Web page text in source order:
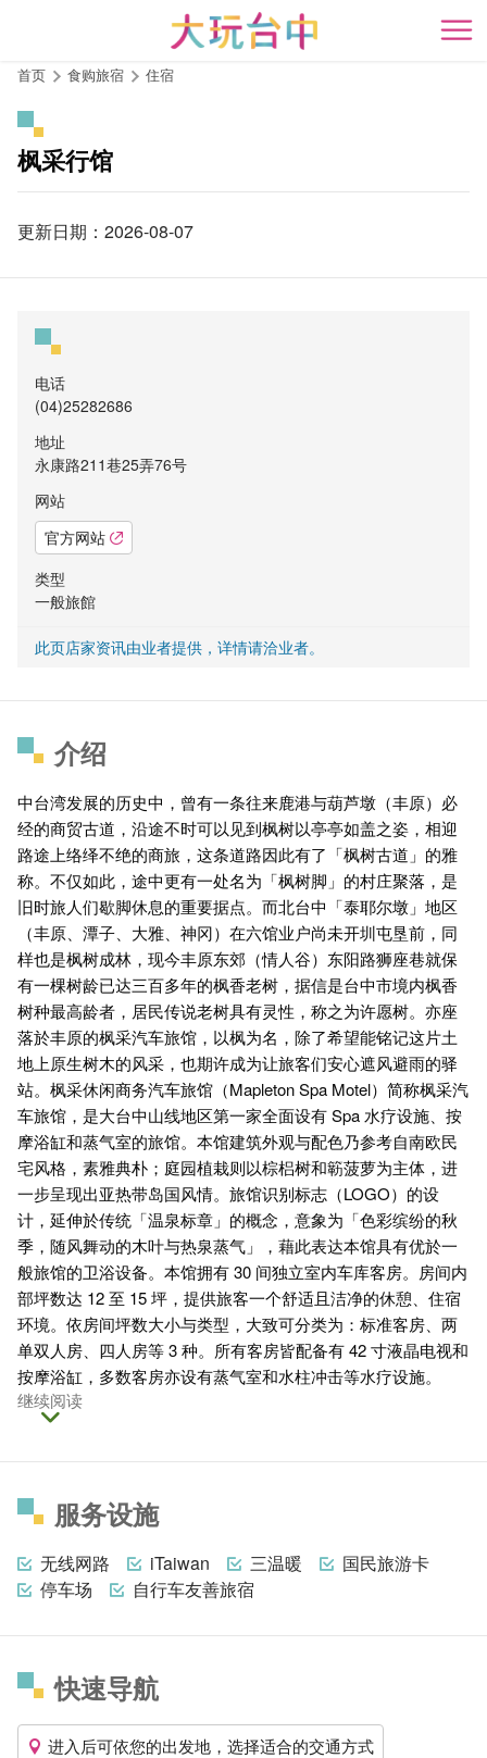
开
首页 食购旅宿 住宿
枫采行馆
更新日期：2026-08-07
电话
(04)25282686
地址
永康路211巷25弄76号
网站
官方网站
类型
一般旅館
此页店家资讯由业者提供，详情请洽业者。
介绍
中台湾发展的历史中，曾有一条往来鹿港与葫芦墩（丰原）必
经的商贸古道，沿途不时可以见到枫树以亭亭如盖之姿，相迎
路途上络绎不绝的商旅，这条道路因此有了「枫树古道」的雅
称。不仅如此，途中更有一处名为「枫树脚」的村庄聚落，是
旧时旅人们歇脚休息的重要据点。而北台中「泰耶尔墩」地区
（丰原、潭子、大雅、神冈）在六馆业户尚未开圳屯垦前，同
样也是枫树成林，现今丰原东郊（情人谷）东阳路狮座巷就保
有一棵树龄已达三百多年的枫香老树，据信是台中市境内枫香
树种最高龄者，居民传说老树具有灵性，称之为许愿树。亦座
落於丰原的枫采汽车旅馆，以枫为名，除了希望能铭记这片土
地上原生树木的风采，也期许成为让旅客们安心遮风避雨的驿
站。枫采休闲商务汽车旅馆（Mapleton Spa Motel）简称枫采汽
车旅馆，是大台中山线地区第一家全面设有 Spa 水疗设施、按
摩浴缸和蒸气室的旅馆。本馆建筑外观与配色乃参考自南欧民
宅风格，素雅典朴；庭园植栽则以棕梠树和簕菠萝为主体，进
一步呈现出亚热带岛国风情。旅馆识别标志（LOGO）的设
计，延伸於传统「温泉标章」的概念，意象为「色彩缤纷的秋
季，随风舞动的木叶与热泉蒸气」，藉此表达本馆具有优於一
般旅馆的卫浴设备。本馆拥有 30 间独立室内车库客房。房间内
部坪数达 12 至 15 坪，提供旅客一个舒适且洁净的休憩、住宿
环境。依房间坪数大小与类型，大致可分类为：标准客房、两
单双人房、四人房等 3 种。所有客房皆配备有 42 寸液晶电视和
按摩浴缸，多数客房亦设有蒸气室和水柱冲击等水疗设施。
继续阅读
服务设施
无线网路 iTaiwan 三温暖
国民旅游卡
停车场
自行车友善旅宿
快速导航
进入后可依您的出发地，选择适合的交通方式